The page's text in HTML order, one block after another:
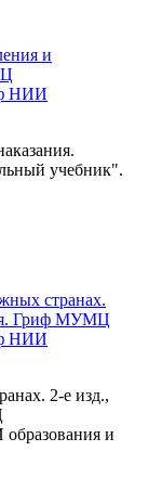
учебник".
2-е изд.,
и